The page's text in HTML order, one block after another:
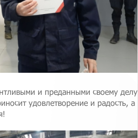
и преданными своему делу
удовлетворение и радость, а